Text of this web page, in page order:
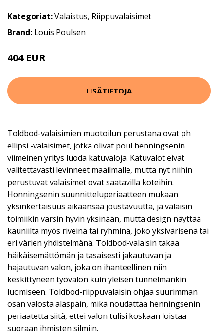
Kategoriat:Valaistus, Riippuvalaisimet
Brand: Louis Poulsen
404 EUR
LISÄTIETOJA
Toldbod-valaisimien muotoilun perustana ovat ph
ellipsi -valaisimet, jotka olivat poul henningsenin
viimeinen yritys luoda katuvaloja. Katuvalot eivät
valitettavasti levinneet maailmalle, mutta nyt niihin
perustuvat valaisimet ovat saatavilla koteihin.
Honningsenin suunnitteluperiaatteen mukaan
yksinkertaisuus aikaansaa joustavuutta, ja valaisin
toimiikin varsin hyvin yksinään, mutta design näyttää
kauniilta myös riveinä tai ryhminä, joko yksivärisenä tai
eri värien yhdistelmänä. Toldbod-valaisin takaa
häikäisemättömän ja tasaisesti jakautuvan ja
hajautuvan valon, joka on ihanteellinen niin
keskittyneen työvalon kuin yleisen tunnelmankin
luomiseen. Toldbod-riippuvalaisin ohjaa suurimman
osan valosta alaspäin, mikä noudattaa henningsenin
periaatetta siitä, ettei valon tulisi koskaan loistaa
suoraan ihmisten silmiin.